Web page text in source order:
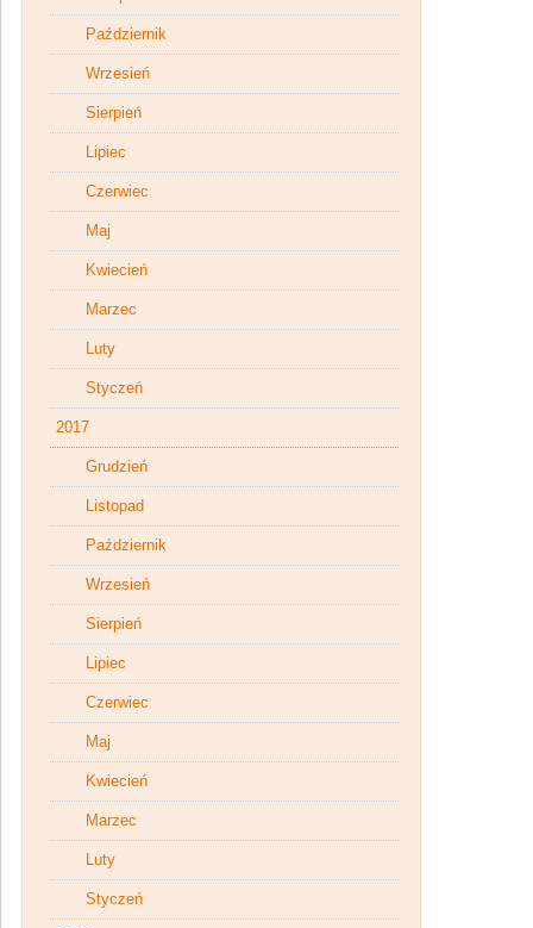
Październik
Wrzesień
Sierpień
Lipiec
Czerwiec
Maj
Kwiecień
Marzec
Luty
Styczeń
2017
Grudzień
Listopad
Październik
Wrzesień
Sierpień
Lipiec
Czerwiec
Maj
Kwiecień
Marzec
Luty
Styczeń